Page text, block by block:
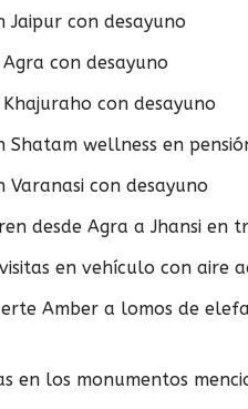
Jaipur con desayuno
con desayuno
con desayuno
Shatam wellness en
Varanasi con desayuno
desde Agra a Jhansi en
en vehículo con aire
Amber a lomos de
en los monumentos